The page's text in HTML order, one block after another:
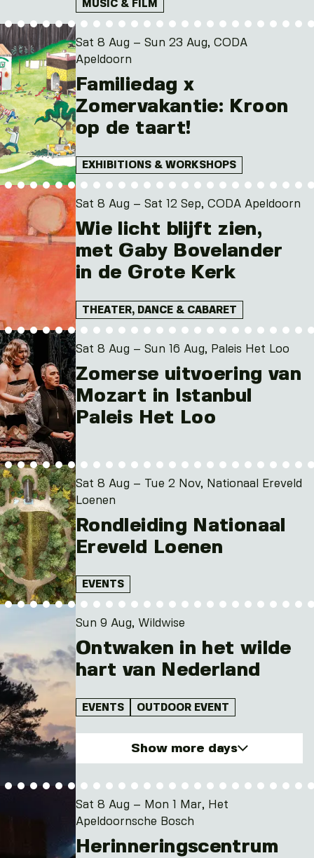
MUSIC & FILM
Sat 8 Aug – Sun 23 Aug, CODA
Apeldoorn
Familiedag x
Zomervakantie: Kroon
op de taart!
EXHIBITIONS & WORKSHOPS
Sat 8 Aug – Sat 12 Sep, CODA Apeldoorn
Wie licht blijft zien,
met Gaby Bovelander
in de Grote Kerk
THEATER, DANCE & CABARET
Sat 8 Aug – Sun 16 Aug, Paleis Het Loo
Zomerse uitvoering van
Mozart in Istanbul
Paleis Het Loo
Sat 8 Aug – Tue 2 Nov, Nationaal Ereveld
Loenen
Rondleiding Nationaal
Ereveld Loenen
EVENTS
Sun 9 Aug, Wildwise
Ontwaken in het wilde
hart van Nederland
EVENTS OUTDOOR EVENT
Show more days
Sun. 9 Aug 2026
Sun. 23 Aug 2026
Sun. 25 Oct 2026
Sat 8 Aug – Mon 1 Mar, Het
Apeldoornsche Bosch
Herinneringscentrum